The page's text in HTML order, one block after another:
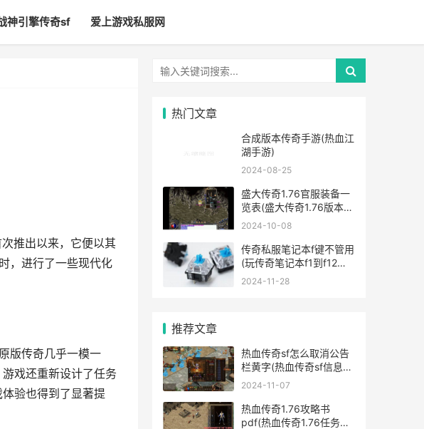
神引擎传奇sf 爱上游戏私服网
推出以来，它便以其
，进行了一些现代化
版传奇几乎一模一
戏还重新设计了任务
验也得到了显著提
热门文章
合成版本传奇手游(热血江
湖手游)
2024-08-25
盛大传奇1.76官服装备一
览表(盛大传奇1.76版本攻
略)
2024-10-08
传奇私服笔记本f键不管用
(玩传奇笔记本f1到f12不
能用)
2024-11-28
推荐文章
热血传奇sf怎么取消公告
栏黄字(热血传奇sf信息发
布)
2024-11-07
热血传奇1.76攻略书
pdf(热血传奇1.76任务攻